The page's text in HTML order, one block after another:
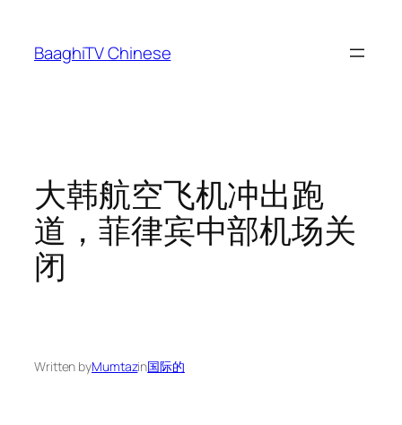
content
BaaghiTV Chinese
大韩航空飞机冲出跑
道，菲律宾中部机场关
闭
Written byMumtazin国际的